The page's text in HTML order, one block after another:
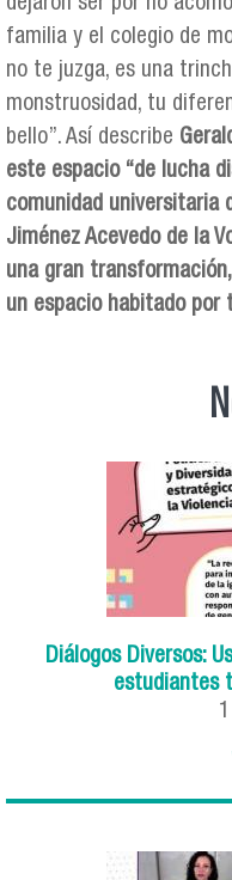
familia y el colegio de
no te juzga, es una
monstruosidad, tu
bello”. Así describe
este espacio “de lucha
comunidad universitaria
Jiménez Acevedo de la
una gran
un espacio habitado por
Diálogos Diversos:
estudiantes
1